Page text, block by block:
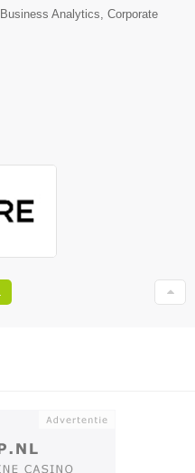
Analytics, Corporate